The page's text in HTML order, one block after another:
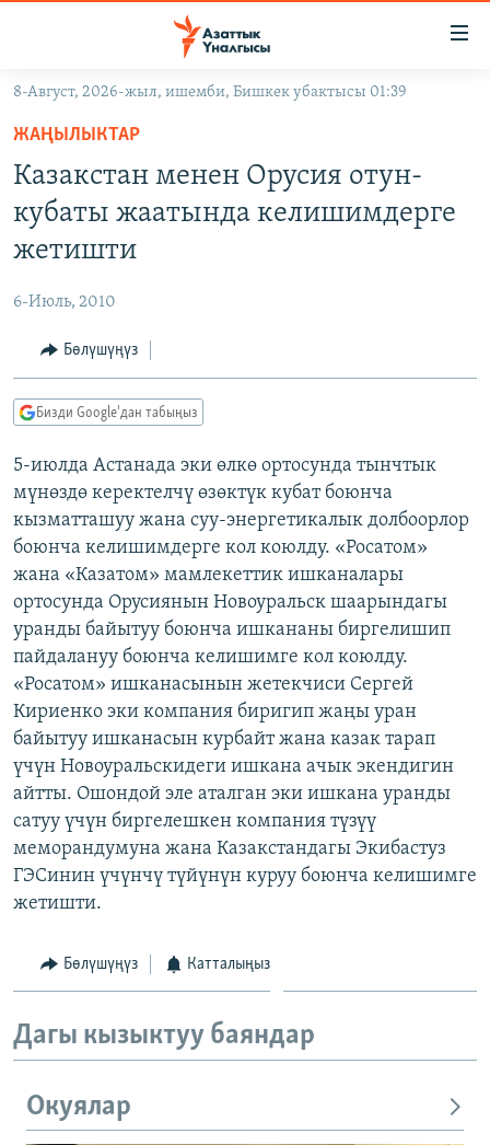
Навигацияга
өтүңүз
Издөөгө
салыңызКЫРГЫЗСТАН
МАДАНИЯТ
ДҮЙНӨ
УКРАИНА
ТВ ПРОГРАММАЛАР
БҮГҮН АЗАТТЫКТА
ДАНИСТЕ
АЗАТТЫК+
ПОДКАСТ
ОНЛАЙН ШЕРИНЕ
ЭЕ/АРнун бардык сайттары
8-Август, 2026-жыл, ишемби, Бишкек убактысы 01:39
ЖАҢЫЛЫКТАР
Казакстан менен Орусия отун-
кубаты жаатында келишимдерге
жетишти
6-Июль, 2010
Бөлүшүңүз
Бизди Google'дан табыңыз
5-июлда Астанада эки өлкө ортосунда тынчтык
мүнөздө керектелчү өзөктүк кубат боюнча
кызматташуу жана суу-энергетикалык долбоорлор
боюнча келишимдерге кол коюлду. «Росатом»
жана «Казатом» мамлекеттик ишканалары
ортосунда Орусиянын Новоуральск шаарындагы
уранды байытуу боюнча ишкананы биргелишип
пайдалануу боюнча келишимге кол коюлду.
«Росатом» ишканасынын жетекчиси Сергей
Кириенко эки компания биригип жаңы уран
байытуу ишканасын курбайт жана казак тарап
үчүн Новоуральскидеги ишкана ачык экендигин
айтты. Ошондой эле аталган эки ишкана уранды
сатуу үчүн биргелешкен компания түзүү
меморандумуна жана Казакстандагы Экибастуз
ГЭСинин үчүнчү түйүнүн куруу боюнча келишимге
жетишти.
Бөлүшүңүз Катталыңыз
Дагы кызыктуу баяндар
Окуялар